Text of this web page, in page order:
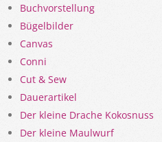
Buchvorstellung
Bügelbilder
Canvas
Conni
Cut & Sew
Dauerartikel
Der kleine Drache Kokosnuss
Der kleine Maulwurf